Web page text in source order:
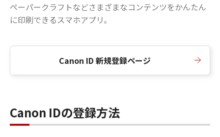
ペーパークラフトなどさまざまなコンテンツをかんたん
に印刷できるスマホアプリ。
Canon ID 新規登録ページ
Canon IDの登録方法